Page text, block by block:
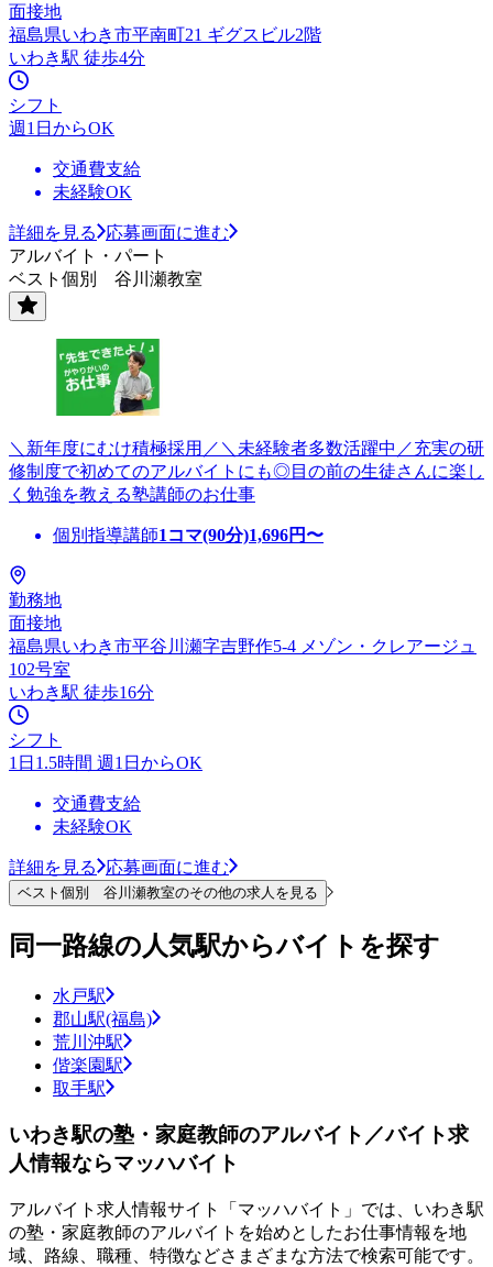
面接地
福島県いわき市平南町21 ギグスビル2階
いわき駅 徒歩4分
シフト
週1日からOK
交通費支給
未経験OK
詳細を見る
応募画面に進む
アルバイト・パート
ベスト個別 谷川瀬教室
＼新年度にむけ積極採用／＼未経験者多数活躍中／充実の研
修制度で初めてのアルバイトにも◎目の前の生徒さんに楽し
く勉強を教える塾講師のお仕事
個別指導講師1コマ(90分)1,696円〜
勤務地
面接地
福島県いわき市平谷川瀬字吉野作5-4 メゾン・クレアージュ
102号室
いわき駅 徒歩16分
シフト
1日1.5時間 週1日からOK
交通費支給
未経験OK
詳細を見る 応募画面に進む
ベスト個別 谷川瀬教室のその他の求人を見る
同一路線の人気駅からバイトを探す
水戸駅
郡山駅(福島)
荒川沖駅
偕楽園駅
取手駅
いわき駅の塾・家庭教師のアルバイト／バイト求
人情報ならマッハバイト
アルバイト求人情報サイト「マッハバイト」では、いわき駅
の塾・家庭教師のアルバイトを始めとしたお仕事情報を地
域、路線、職種、特徴などさまざまな方法で検索可能です。